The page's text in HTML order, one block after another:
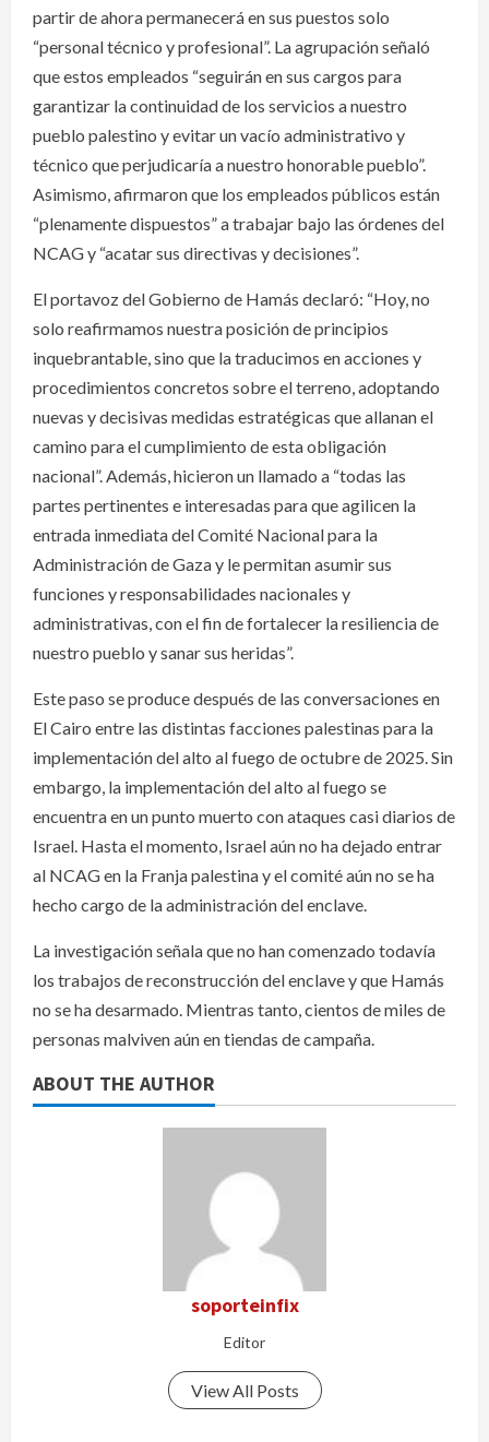
partir de ahora permanecerá en sus puestos solo
“personal técnico y profesional”. La agrupación señaló
que estos empleados “seguirán en sus cargos para
garantizar la continuidad de los servicios a nuestro
pueblo palestino y evitar un vacío administrativo y
técnico que perjudicaría a nuestro honorable pueblo”.
Asimismo, afirmaron que los empleados públicos están
“plenamente dispuestos” a trabajar bajo las órdenes del
NCAG y “acatar sus directivas y decisiones”.
El portavoz del Gobierno de Hamás declaró: “Hoy, no
solo reafirmamos nuestra posición de principios
inquebrantable, sino que la traducimos en acciones y
procedimientos concretos sobre el terreno, adoptando
nuevas y decisivas medidas estratégicas que allanan el
camino para el cumplimiento de esta obligación
nacional”. Además, hicieron un llamado a “todas las
partes pertinentes e interesadas para que agilicen la
entrada inmediata del Comité Nacional para la
Administración de Gaza y le permitan asumir sus
funciones y responsabilidades nacionales y
administrativas, con el fin de fortalecer la resiliencia de
nuestro pueblo y sanar sus heridas”.
Este paso se produce después de las conversaciones en
El Cairo entre las distintas facciones palestinas para la
implementación del alto al fuego de octubre de 2025. Sin
embargo, la implementación del alto al fuego se
encuentra en un punto muerto con ataques casi diarios de
Israel. Hasta el momento, Israel aún no ha dejado entrar
al NCAG en la Franja palestina y el comité aún no se ha
hecho cargo de la administración del enclave.
La investigación señala que no han comenzado todavía
los trabajos de reconstrucción del enclave y que Hamás
no se ha desarmado. Mientras tanto, cientos de miles de
personas malviven aún en tiendas de campaña.
ABOUT THE AUTHOR
soporteinfix
Editor
View All Posts